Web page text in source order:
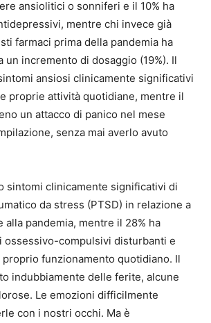
ansiolitici o sonniferi e il 10% ha
mentre chi invece già
farmaci prima della pandemia ha
incremento di dosaggio (19%). Il
ansiosi clinicamente significativi
proprie attività quotidiane, mentre il
un attacco di panico nel mese
senza mai averlo avuto
sintomi clinicamente significativi di
da stress (PTSD) in relazione a
alla pandemia, mentre il 28% ha
ossessivo-compulsivi disturbanti e
funzionamento quotidiano. Il
indubbiamente delle ferite, alcune
Le emozioni difficilmente
con i nostri occhi. Ma è